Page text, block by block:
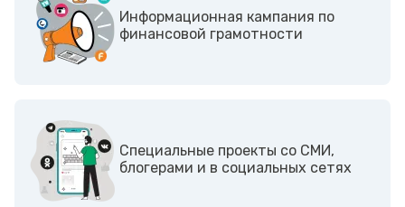
Информационная кампания по
финансовой грамотности
Cпециальные проекты со СМИ,
блогерами и в социальных сетях